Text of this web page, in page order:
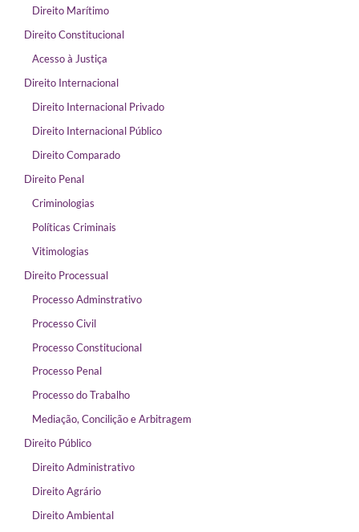
Direito Marítimo
Direito Constitucional
Acesso à Justiça
Direito Internacional
Direito Internacional Privado
Direito Internacional Público
Direito Comparado
Direito Penal
Criminologias
Políticas Criminais
Vitimologias
Direito Processual
Processo Adminstrativo
Processo Civil
Processo Constitucional
Processo Penal
Processo do Trabalho
Mediação, Concilição e Arbitragem
Direito Público
Direito Administrativo
Direito Agrário
Direito Ambiental